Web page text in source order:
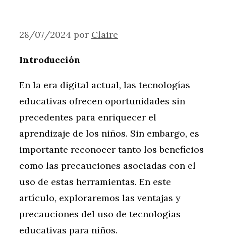
28/07/2024 por Claire
Introducción
En la era digital actual, las tecnologías
educativas ofrecen oportunidades sin
precedentes para enriquecer el
aprendizaje de los niños. Sin embargo, es
importante reconocer tanto los beneficios
como las precauciones asociadas con el
uso de estas herramientas. En este
artículo, exploraremos las ventajas y
precauciones del uso de tecnologías
educativas para niños.